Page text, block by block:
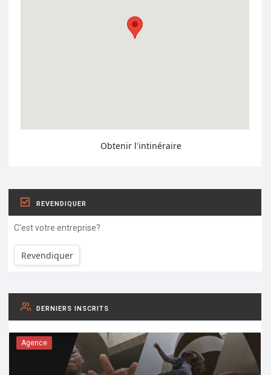
Obtenir l'intinéraire
REVENDIQUER
C'est votre entreprise?
Revendiquer
DERNIERS INSCRITS
Agence